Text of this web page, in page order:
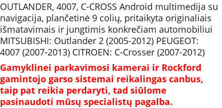
OUTLANDER, 4007, C-CROSS Android multimedija su
navigacija, plančetinė 9 colių, pritaikyta originaliais
išmatavimais ir jungtimis konkrečiam automobiliui
MITSUBISHI: Outlander 2 (2005-2012) PEUGEOT:
4007 (2007-2013) CITROEN: C-Crosser (2007-2012)
Gamyklinei parkavimosi kamerai ir Rockford
gamintojo garso sistemai reikalingas canbus,
taip pat reikia perdaryti, tad siūlome
pasinaudoti mūsų specialistų pagalba.